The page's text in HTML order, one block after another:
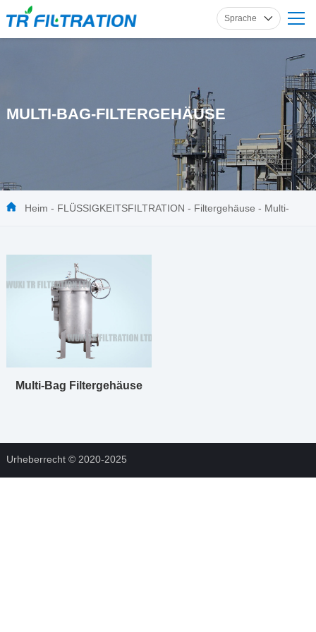
Sprache
Englisch
MULTI-BAG-FILTERGEHÄUSE
Heim - FLÜSSIGKEITSFILTRATION - Filtergehäuse - Multi-
Multi-Bag Filtergehäuse
Urheberrecht © 2020-2025